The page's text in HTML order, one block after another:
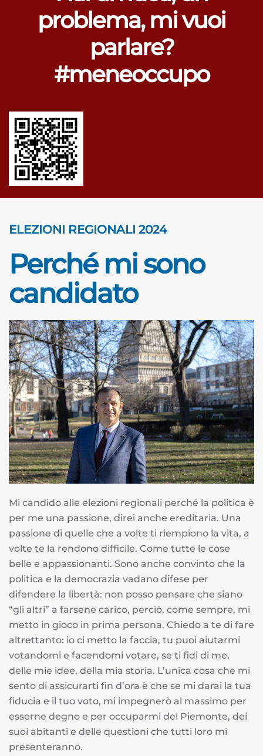
problema, mi vuoi
parlare?
#meneoccupo
ELEZIONI REGIONALI 2024
Perché mi sono
candidato
Mi candido alle elezioni regionali perché la politica è
per me una passione, direi anche ereditaria. Una
passione di quelle che a volte ti riempiono la vita, a
volte te la rendono difficile. Come tutte le cose
belle e appassionanti. Sono anche convinto che la
politica e la democrazia vadano difese per
difendere la libertà: non posso pensare che siano
“gli altri” a farsene carico, perciò, come sempre, mi
metto in gioco in prima persona. Chiedo a te di fare
altrettanto: io ci metto la faccia, tu puoi aiutarmi
votandomi e facendomi votare, se ti fidi di me,
delle mie idee, della mia storia. L’unica cosa che mi
sento di assicurarti fin d’ora è che se mi darai la tua
fiducia e il tuo voto, mi impegnerò al massimo per
esserne degno e per occuparmi del Piemonte, dei
suoi abitanti e delle questioni che tutti loro mi
presenteranno.